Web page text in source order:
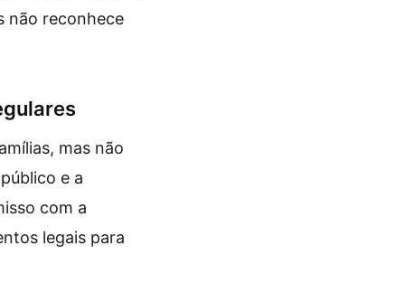
não reconhece
mas não
e a
com a
legais para